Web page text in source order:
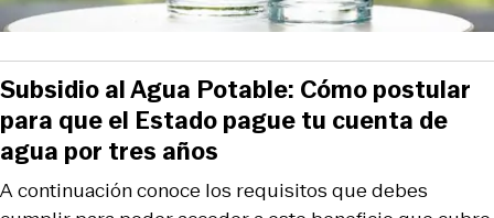
A continuación conoce los requisitos que debes
Subsidio al Agua Potable: Cómo postular
para que el Estado pague tu cuenta de
agua por tres años